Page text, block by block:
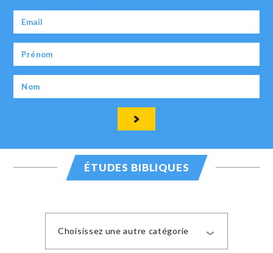
ÉTUDES BIBLIQUES
Choisissez une autre catégorie